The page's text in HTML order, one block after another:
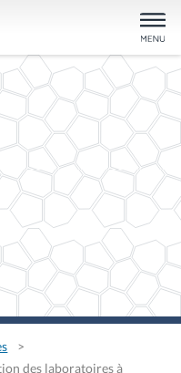
des laboratoires à